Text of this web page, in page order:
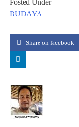
Posted Under
BUDAYA
Share on facebook